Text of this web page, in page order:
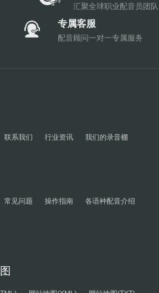
汇聚全球职业配音员团队
专属客服
配音顾问一对一专属服务
联系我们 行业资讯 我们的录音棚
常见问题 操作指南 各语种配音介绍